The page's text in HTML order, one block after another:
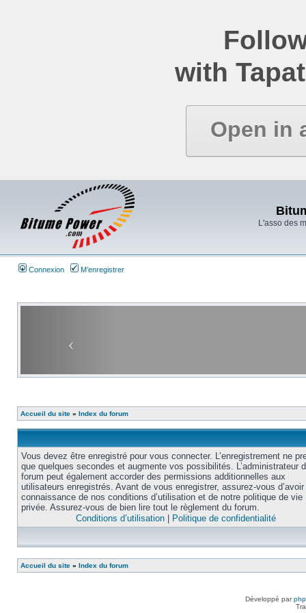
with
Open in
L'asso des
Connexion M’enregistrer
Accueil du site » Index du forum
Vous devez être enregistré pour vous connecter. L’enregistrement ne
que quelques secondes et augmente vos possibilités. L’administrateur
forum peut également accorder des permissions additionnelles aux
utilisateurs enregistrés. Avant de vous enregistrer, assurez-vous
connaissance de nos conditions d’utilisation et de notre politique de vie
privée. Assurez-vous de bien lire tout le règlement du forum.
Conditions d’utilisation
Politique de confidentialité
Accueil du site » Index du forum
Développé par